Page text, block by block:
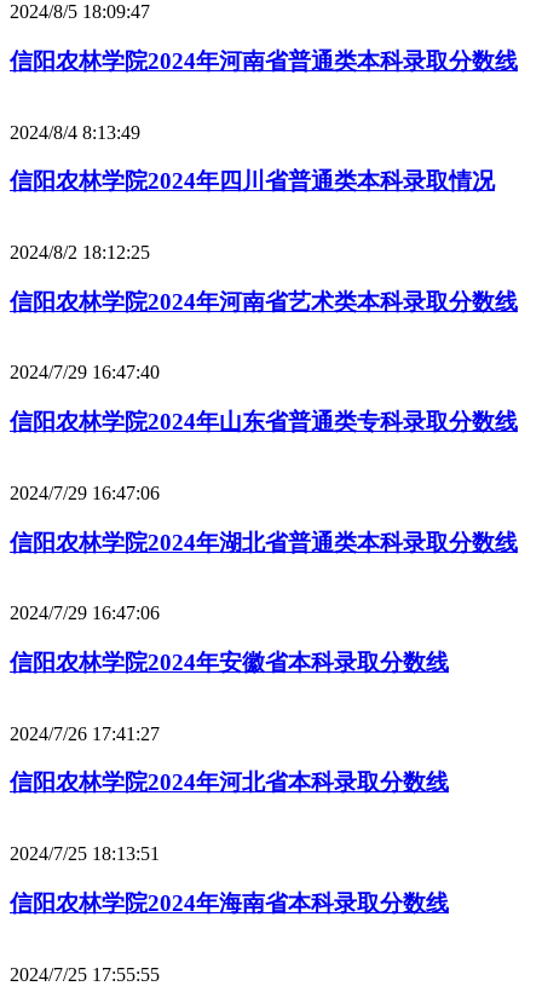
2024/8/5 18:09:47
信阳农林学院2024年河南省普通类本科录取分数线
2024/8/4 8:13:49
信阳农林学院2024年四川省普通类本科录取情况
2024/8/2 18:12:25
信阳农林学院2024年河南省艺术类本科录取分数线
2024/7/29 16:47:40
信阳农林学院2024年山东省普通类专科录取分数线
2024/7/29 16:47:06
信阳农林学院2024年湖北省普通类本科录取分数线
2024/7/29 16:47:06
信阳农林学院2024年安徽省本科录取分数线
2024/7/26 17:41:27
信阳农林学院2024年河北省本科录取分数线
2024/7/25 18:13:51
信阳农林学院2024年海南省本科录取分数线
2024/7/25 17:55:55